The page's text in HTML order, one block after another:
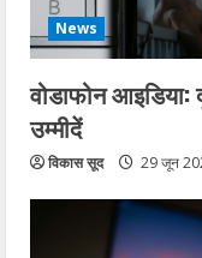
News
वोडाफोन
उम्मीदें
विकास सूद 29 जून